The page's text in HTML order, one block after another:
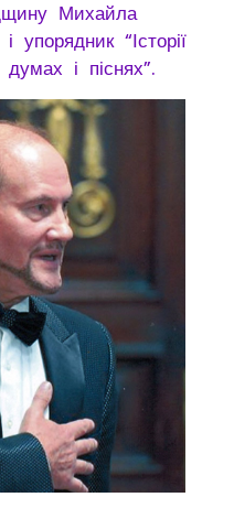
Михайла
упорядник “Історії
і піснях”.